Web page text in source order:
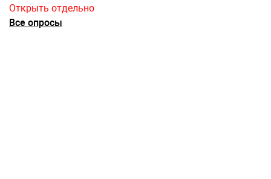
Открыть отдельно
Все опросы